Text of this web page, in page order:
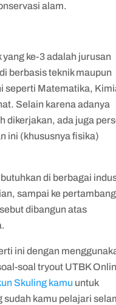
alam.
ke-3 adalah jurusan
berbasis teknik maupun
seperti Matematika,
Selain karena adanya
dikerjakan, ada juga
ini (khususnya fisika)
di berbagai
sampai ke
dibangun atas
ini dengan
soal tryout UTBK
Skuling kamu untuk
kamu pelajari